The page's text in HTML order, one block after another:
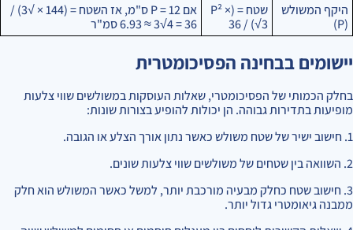
היקף המשולש
(P)
שטח = (P² ×
√3) / 36
אם P = 12 ס"מ, אז השטח = (144 × √3) /
36 = 4√3 ≈ 6.93 סמ"ר
יישומים בבחינה הפסיכומטרית
בחלק הכמותי של הפסיכומטרי, שאלות העוסקות במשולשים שווי צלעות
מופיעות בתדירות גבוהה. הן יכולות להופיע בצורות שונות:
1. חישוב ישיר של שטח משולש כאשר נתון אורך הצלע או הגובה.
2. השוואה בין שטחים של משולשים שווי צלעות שונים.
3. חישוב שטח כחלק מבעיה מורכבת יותר, למשל כאשר המשולש הוא חלק
ממבנה גיאומטרי גדול יותר.